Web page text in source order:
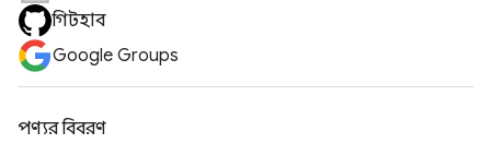
গিটহাব
Google Groups
পণ্যর বিবরণ